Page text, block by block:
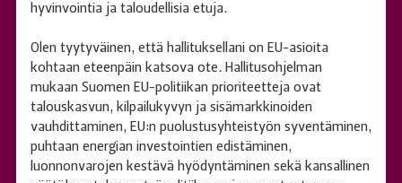
hyvinvointia ja taloudellisia etuja.
Olen tyytyväinen, että hallituksellani on EU-asioita
kohtaan eteenpäin katsova ote. Hallitusohjelman
mukaan Suomen EU-politiikan prioriteetteja ovat
talouskasvun, kilpailukyvyn ja sisämarkkinoiden
vauhdittaminen, EU:n puolustusyhteistyön syventäminen,
puhtaan energian investointien edistäminen,
luonnonvarojen kestävä hyödyntäminen sekä kansallinen